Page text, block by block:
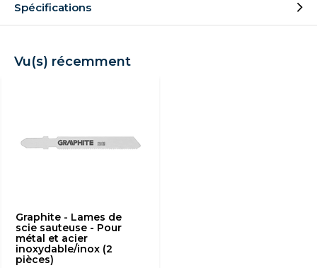
Spécifications
Vu(s) récemment
Graphite - Lames de
scie sauteuse - Pour
métal et acier
inoxydable/inox (2
pièces)